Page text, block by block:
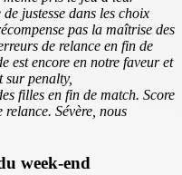
justesse dans les choix
pas la maîtrise des
de relance en fin de
est encore en notre faveur et
sur penalty,
filles en fin de match. Score
Sévère, nous
week-end